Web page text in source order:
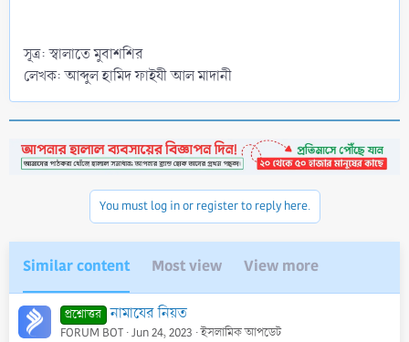
সূত্র: স্বালাতে মুবাশশির
লেখক: আব্দুল হামিদ ফাইযী আল মাদানী
You must log in or register to reply here.
Similar content Most view View more
প্রশ্নোত্তর নামাযের নিয়ত
FORUM BOT Jun 24, 2023 ইসলামিক আপডেট